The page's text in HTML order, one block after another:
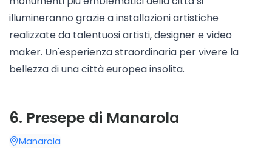
illumineranno grazie a installazioni artistiche
realizzate da talentuosi artisti, designer e video
maker. Un'esperienza straordinaria per vivere la
bellezza di una città europea insolita.
6. Presepe di Manarola
Manarola